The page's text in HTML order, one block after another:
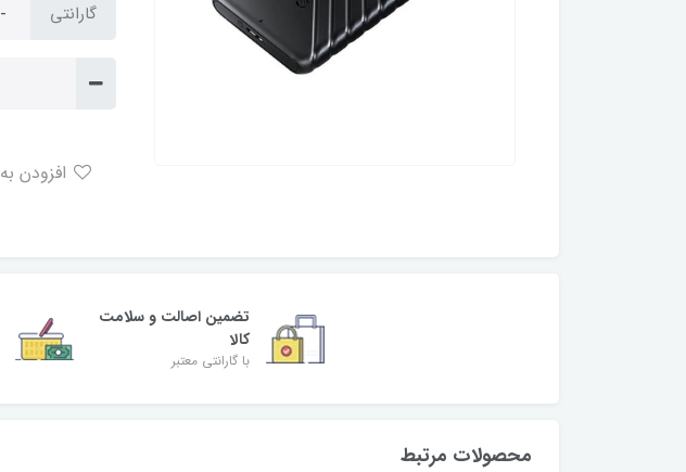
گارانتی
تضمین اصالت و سلامت
کالا
با گارانتی معتبر
محصولات مرتبط